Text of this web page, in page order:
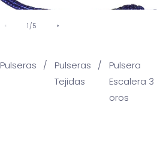
1 /De
5
Pulseras
Pulseras
Tejidas
Pulsera
Escalera 3
oros